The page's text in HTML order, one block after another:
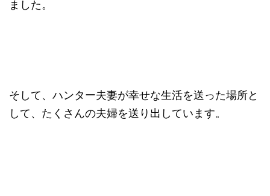
ました。
そして、ハンター夫妻が幸せな生活を送った場所と
して、たくさんの夫婦を送り出しています。